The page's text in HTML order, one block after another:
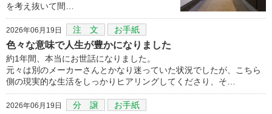
を考え抜いて間…
2026年06月19日 注 文 お手紙
色々な意味で人生が豊かになりました
約1年間、本当にお世話になりました。
元々は別のメーカーさんとかなり迷っていた状況でしたが、こちら
側の現実的な生活をしっかりヒアリングしてくださり、そ…
2026年06月19日 分 譲 お手紙